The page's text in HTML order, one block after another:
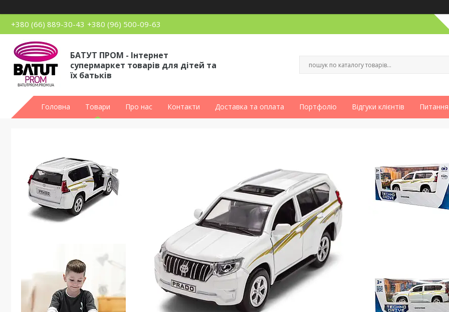
+380 (66) 889-30-43 +380 (96) 500-09-63
БАТУТ ПРОМ - Інтернет
супермаркет товарів для дітей та
їх батьків
Головна Товари Про нас Контакти Доставка та оплата Портфоліо Відгуки клієнтів Питання